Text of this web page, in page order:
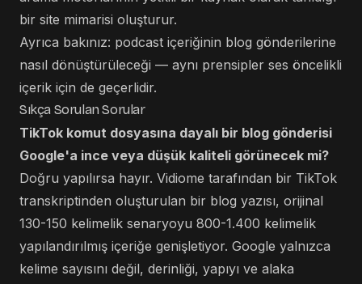
bir site mimarisi oluşturur.
Ayrıca bakınız: podcast içeriğinin blog gönderilerine
nasıl dönüştürüleceği — aynı prensipler ses öncelikli
içerik için de geçerlidir.
Sıkça Sorulan Sorular
TikTok komut dosyasına dayalı bir blog gönderisi
Google'a ince veya düşük kaliteli görünecek mi?
Doğru yapılırsa hayır. Vidiome tarafından bir TikTok
transkriptinden oluşturulan bir blog yazısı, orijinal
130-150 kelimelik senaryoyu 800-1.400 kelimelik
yapılandırılmış içeriğe genişletiyor. Google yalnızca
kelime sayısını değil, derinliği, yapıyı ve alaka